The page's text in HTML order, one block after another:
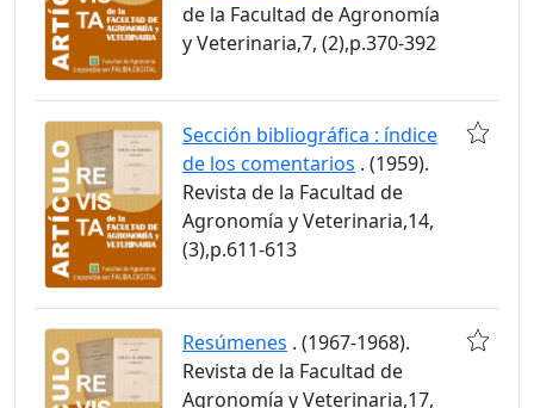
de la Facultad de Agronomía
y Veterinaria,7, (2),p.370-392
Sección bibliográfica : índice
de los comentarios . (1959).
Revista de la Facultad de
Agronomía y Veterinaria,14,
(3),p.611-613
Resúmenes . (1967-1968).
Revista de la Facultad de
Agronomía y Veterinaria,17,